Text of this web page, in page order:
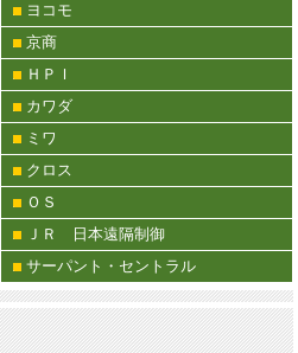
ヨコモ
京商
ＨＰＩ
カワダ
ミワ
クロス
ＯＳ
ＪＲ 日本遠隔制御
サーパント・セントラル